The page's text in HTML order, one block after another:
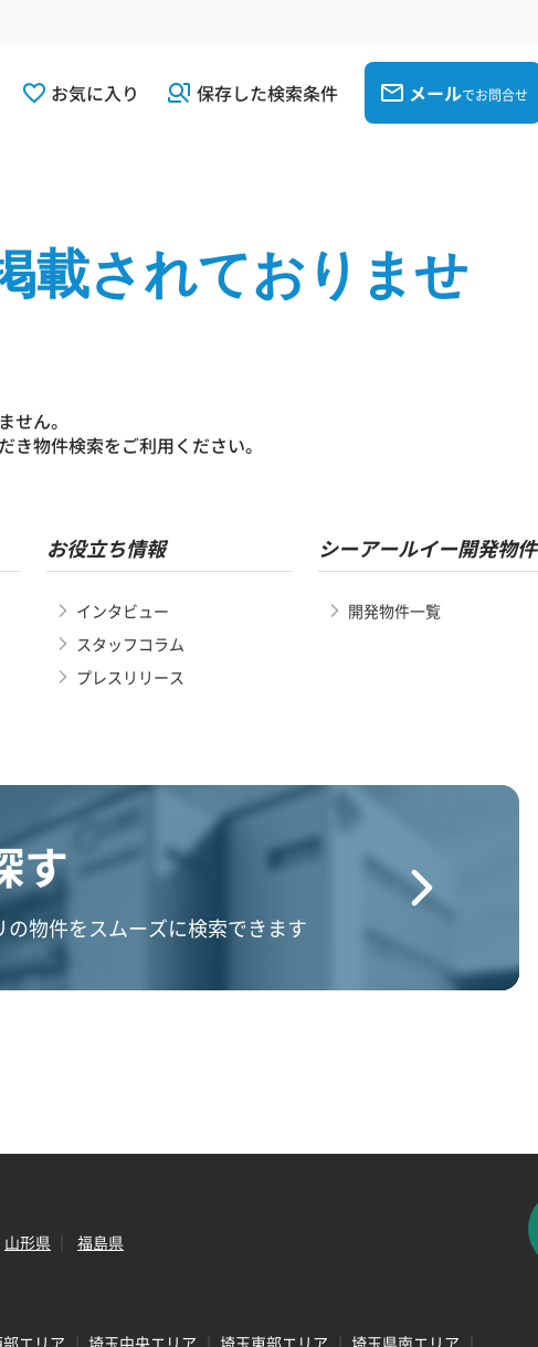
お気に入り 保存した検索条件 メールでお問合せ
載されておりませ
せん。
き物件検索をご利用ください。
お役立ち情報
インタビュー
スタッフコラム
プレスリリース
シーアールイー開発物件
開発物件一覧
す
物件をスムーズに検索できます
山形県
福島県
エリア 埼玉中央エリア 埼玉東部エリア
埼玉県南エリア